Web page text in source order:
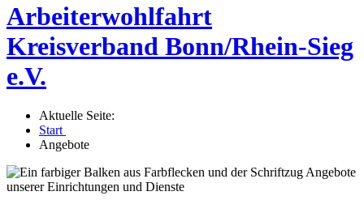
Arbeiterwohlfahrt
Kreisverband Bonn/Rhein-Sieg
e.V.
Aktuelle Seite:
Start
Angebote